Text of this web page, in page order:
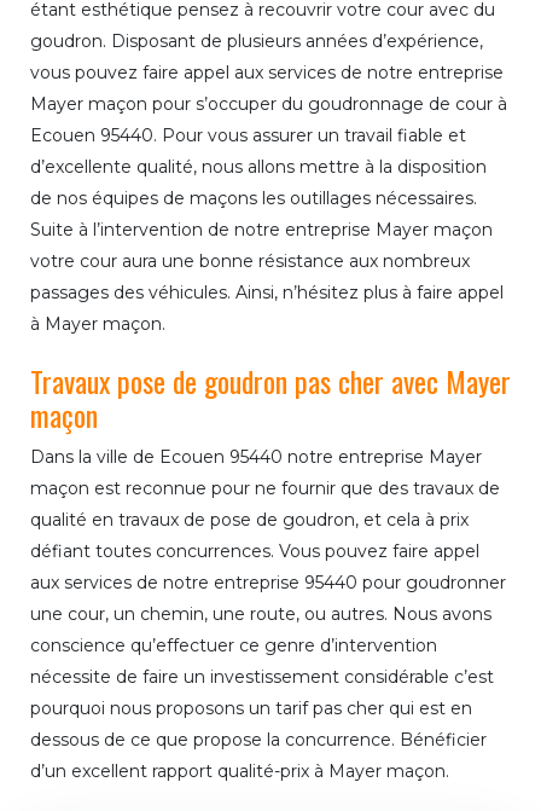
étant esthétique pensez à recouvrir votre cour avec du
goudron. Disposant de plusieurs années d’expérience,
vous pouvez faire appel aux services de notre entreprise
Mayer maçon pour s’occuper du goudronnage de cour à
Ecouen 95440. Pour vous assurer un travail fiable et
d’excellente qualité, nous allons mettre à la disposition
de nos équipes de maçons les outillages nécessaires.
Suite à l’intervention de notre entreprise Mayer maçon
votre cour aura une bonne résistance aux nombreux
passages des véhicules. Ainsi, n’hésitez plus à faire appel
à Mayer maçon.
Travaux pose de goudron pas cher avec Mayer
maçon
Dans la ville de Ecouen 95440 notre entreprise Mayer
maçon est reconnue pour ne fournir que des travaux de
qualité en travaux de pose de goudron, et cela à prix
défiant toutes concurrences. Vous pouvez faire appel
aux services de notre entreprise 95440 pour goudronner
une cour, un chemin, une route, ou autres. Nous avons
conscience qu’effectuer ce genre d’intervention
nécessite de faire un investissement considérable c’est
pourquoi nous proposons un tarif pas cher qui est en
dessous de ce que propose la concurrence. Bénéficier
d’un excellent rapport qualité-prix à Mayer maçon.